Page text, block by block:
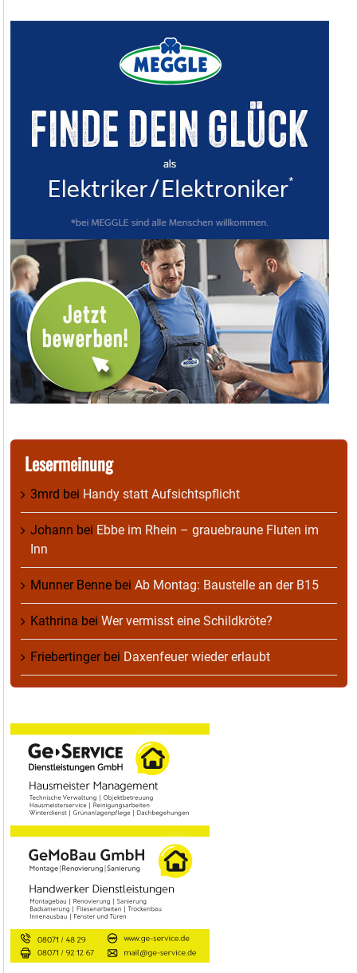
Lesermeinung
3mrd bei Handy statt Aufsichtspflicht
Johann bei Ebbe im Rhein – grauebraune Fluten im
Inn
Munner Benne bei Ab Montag: Baustelle an der B15
Kathrina bei Wer vermisst eine Schildkröte?
Friebertingerbei Daxenfeuer wieder erlaubt